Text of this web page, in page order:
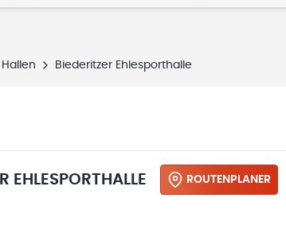
Hallen Biederitzer Ehlesporthalle
EHLESPORTHALLE ROUTENPLANER